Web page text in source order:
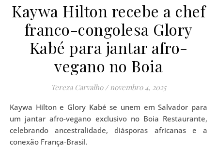
Kaywa Hilton recebe a chef
franco-congolesa Glory
Kabé para jantar afro-
vegano no Boia
Tereza Carvalho / novembro 4, 2025
Kaywa Hilton e Glory Kabé se unem em Salvador para
um jantar afro-vegano exclusivo no Boia Restaurante,
celebrando ancestralidade, diásporas africanas e a
conexão França-Brasil.